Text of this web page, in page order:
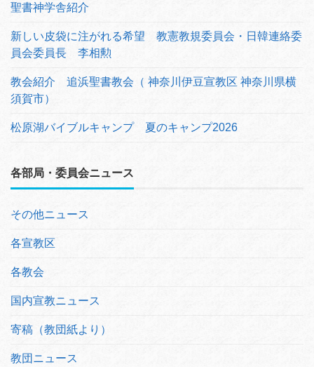
聖書神学舎紹介
新しい皮袋に注がれる希望 教憲教規委員会・日韓連絡委
員会委員長 李相勲
教会紹介 追浜聖書教会（ 神奈川伊豆宣教区 神奈川県横
須賀市）
松原湖バイブルキャンプ 夏のキャンプ2026
各部局・委員会ニュース
その他ニュース
各宣教区
各教会
国内宣教ニュース
寄稿（教団紙より）
教団ニュース